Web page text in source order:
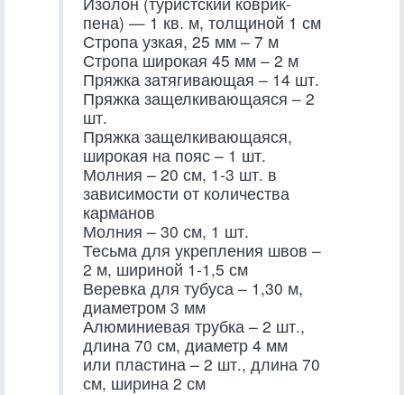
пена) — 1 кв. м, толщиной 1 см
Стропа узкая, 25 мм – 7 м
Стропа широкая 45 мм – 2 м
Пряжка затягивающая – 14 шт.
Пряжка защелкивающаяся – 2
шт.
Пряжка защелкивающаяся,
широкая на пояс – 1 шт.
Молния – 20 см, 1-3 шт. в
зависимости от количества
карманов
Молния – 30 см, 1 шт.
Тесьма для укрепления швов –
2 м, шириной 1-1,5 см
Веревка для тубуса – 1,30 м,
диаметром 3 мм
Алюминиевая трубка – 2 шт.,
длина 70 см, диаметр 4 мм
или пластина – 2 шт., длина 70
см, ширина 2 см